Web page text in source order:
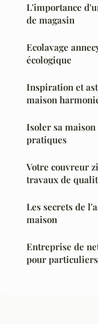
L'importance
de magasin
Ecolavage
écologique
Inspiration et
maison
Isoler sa
pratiques
Votre couvreur
travaux de
Les secrets de
maison
Entreprise de
pour